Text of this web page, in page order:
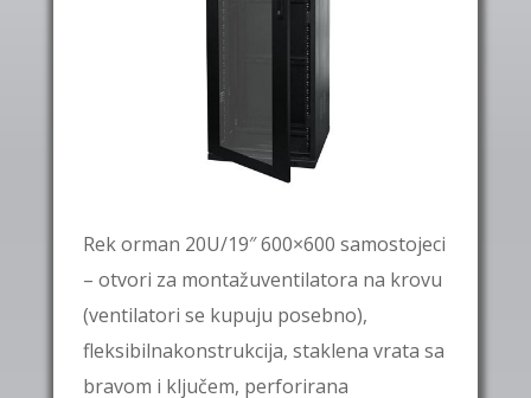
Rek orman 20U/19″ 600×600 samostojeci
– otvori za montažuventilatora na krovu
(ventilatori se kupuju posebno),
fleksibilnakonstrukcija, staklena vrata sa
bravom i ključem, perforirana